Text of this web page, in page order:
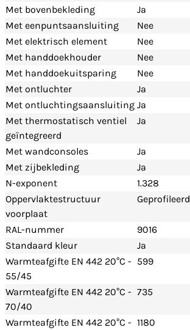
Met bovenbekleding
Ja
Met eenpuntsaansluiting
Nee
Met elektrisch element
Nee
Met handdoekhouder
Nee
Met handdoekuitsparing
Nee
Met ontluchter
Ja
Met ontluchtingsaansluiting Ja
Met thermostatisch ventiel
geïntegreerd
Ja
Met wandconsoles
Ja
Met zijbekleding
Ja
N-exponent
1.328
Oppervlaktestructuur
voorplaat
Geprofileerd
RAL-nummer
9016
Standaard kleur
Ja
Warmteafgifte EN 442 20°C -
55/45
599
Warmteafgifte EN 442 20°C -
70/40
735
Warmteafgifte EN 442 20°C - 1180